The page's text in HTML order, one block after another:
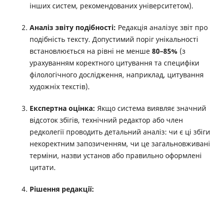
інших систем, рекомендованих університетом).
Аналіз звіту подібності: Редакція аналізує звіт про
подібність тексту. Допустимий поріг унікальності
встановлюється на рівні не менше 80–85% (з
урахуванням коректного цитування та специфіки
філологічного дослідження, наприклад, цитування
художніх текстів).
Експертна оцінка: Якщо система виявляє значний
відсоток збігів, технічний редактор або член
редколегії проводить детальний аналіз: чи є ці збіги
некоректним запозиченням, чи це загальновживані
терміни, назви установ або правильно оформлені
цитати.
Рішення редакції: